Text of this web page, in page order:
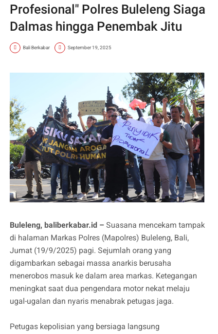
Profesional" Polres Buleleng Siaga
Dalmas hingga Penembak Jitu
Bali Berkabar September 19, 2025
Buleleng, baliberkabar.id – Suasana mencekam tampak
di halaman Markas Polres (Mapolres) Buleleng, Bali,
Jumat (19/9/2025) pagi. Sejumlah orang yang
digambarkan sebagai massa anarkis berusaha
menerobos masuk ke dalam area markas. Ketegangan
meningkat saat dua pengendara motor nekat melaju
ugal-ugalan dan nyaris menabrak petugas jaga.
Petugas kepolisian yang bersiaga langsung